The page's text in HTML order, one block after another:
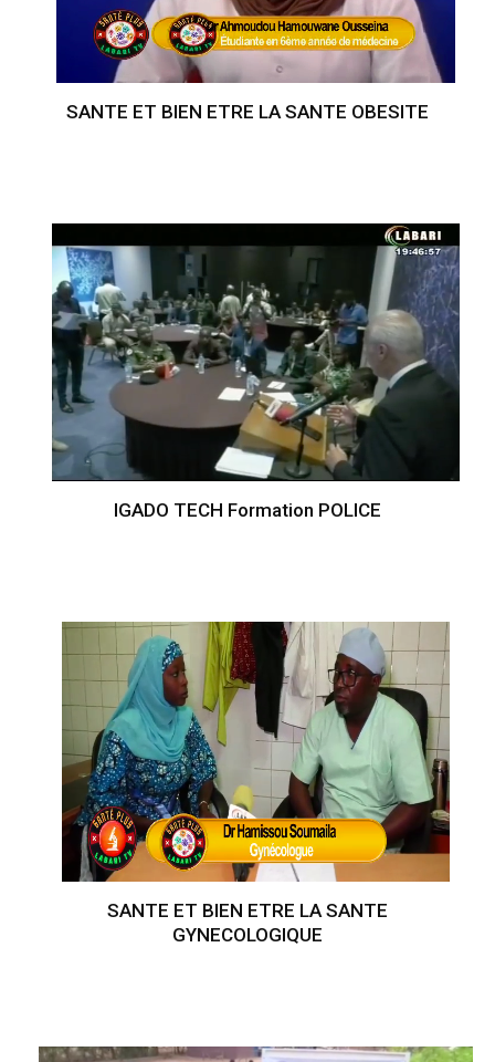
SANTE ET BIEN ETRE LA SANTE OBESITE
IGADO TECH Formation POLICE
SANTE ET BIEN ETRE LA SANTE
GYNECOLOGIQUE